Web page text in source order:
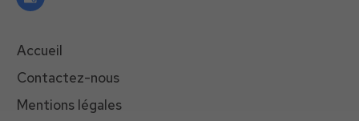
Accueil
Contactez-nous
Mentions légales